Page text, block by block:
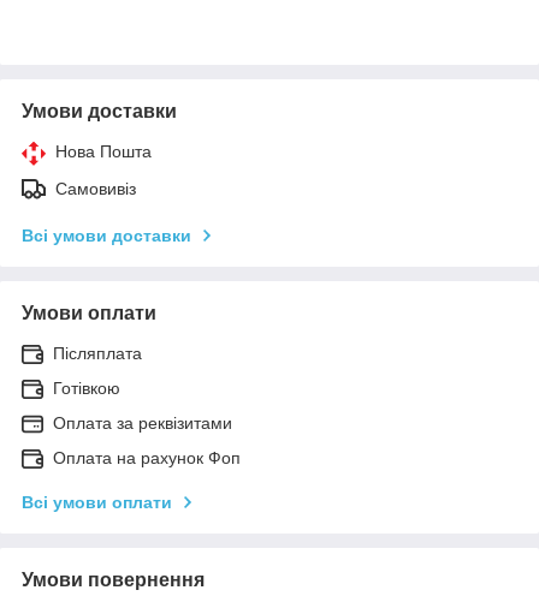
Умови доставки
Нова Пошта
Самовивіз
Всі умови доставки
Умови оплати
Післяплата
Готівкою
Оплата за реквізитами
Оплата на рахунок Фоп
Всі умови оплати
Умови повернення